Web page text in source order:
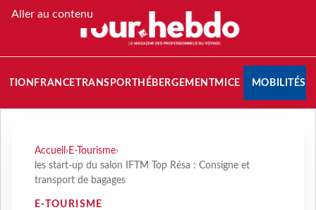
Aller au contenu
FRANCETRANSPORT HÉBERGEMENTMICE MOBILITÉS
Accueil › E-Tourisme›
les start-up du salon IFTM Top Résa : Consigne et
transport de bagages
E-TOURISME